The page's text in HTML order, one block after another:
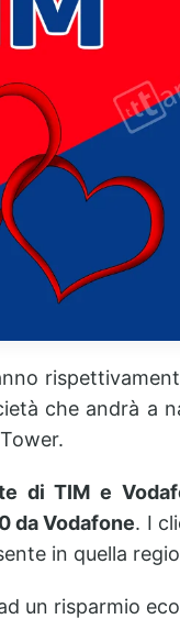
che andrà a
di TIM e
da Vodafone. I
in quella
un risparmio